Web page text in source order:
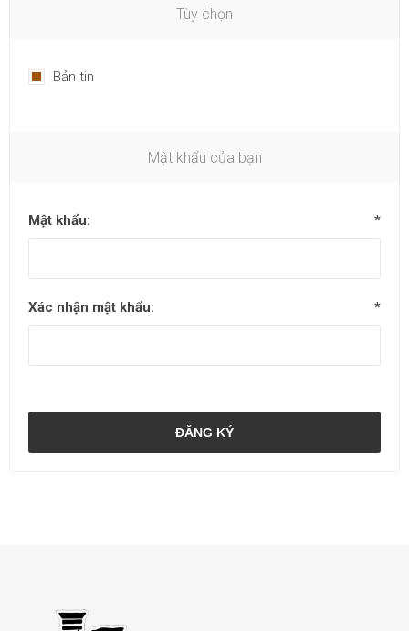
Tùy chọn
Bản tin
Mật khẩu của bạn
Mật khẩu: *
Xác nhận mật khẩu: *
ĐĂNG KÝ